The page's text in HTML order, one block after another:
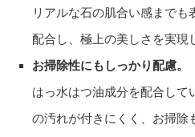
リアルな石の肌合い感までも
配合し、極上の美しさを実現
お掃除性にもしっかり配慮。
はっ水はつ油成分を配合して
の汚れが付きにくく、お掃除